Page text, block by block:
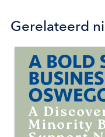
Gerelateerd
Image